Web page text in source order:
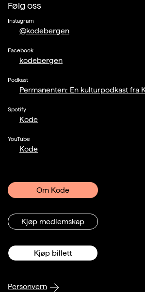
Følg oss
Instagram
@kodebergen
Facebook
kodebergen
Podkast
Permanenten: En kulturpodkast fra
Spotify
Kode
YouTube
Kode
Om Kode
Kjøp medlemskap
Kjøp billett
Personvern